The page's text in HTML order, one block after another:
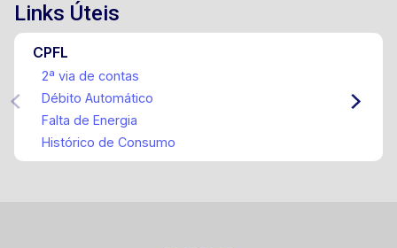
Links Úteis
CPFL
2ª via de contas
Débito Automático
Falta de Energia
Histórico de Consumo